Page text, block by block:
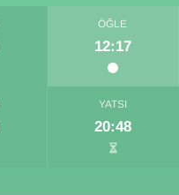
ÖĞLE
12:17
YATSI
20:48